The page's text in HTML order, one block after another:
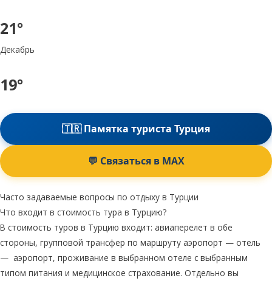
21°
Декабрь
19°
🇹🇷 Памятка туриста Турция
💬 Связаться в MAX
Часто задаваемые вопросы по отдыху в Турции
Что входит в стоимость тура в Турцию?
В стоимость туров в Турцию входит: авиаперелет в обе
стороны, групповой трансфер по маршруту аэропорт — отель
— аэропорт, проживание в выбранном отеле с выбранным
типом питания и медицинское страхование. Отдельно вы